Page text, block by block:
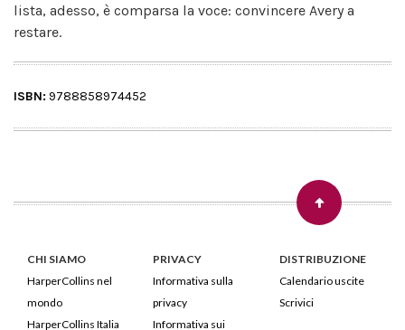
lista, adesso, è comparsa la voce: convincere Avery a
restare.
ISBN: 9788858974452
CHI SIAMO
HarperCollins nel
mondo
HarperCollins Italia
PRIVACY
Informativa sulla
privacy
Informativa sui
DISTRIBUZIONE
Calendario uscite
Scrivici